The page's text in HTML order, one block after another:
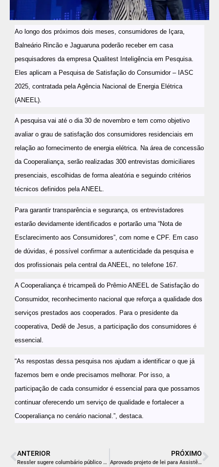
Ao longo dos próximos dois meses, consumidores de Içara,
Balneário Rincão e Jaguaruna poderão receber em casa
pesquisadores da empresa Qualitest Inteligência em Pesquisa.
Eles aplicam a Pesquisa de Satisfação do Consumidor – IASC
2025, contratada pela Agência Nacional de Energia Elétrica
(ANEEL).
A pesquisa vai até o dia 30 de novembro e tem como objetivo
avaliar o grau de satisfação dos consumidores residenciais em
relação ao fornecimento de energia elétrica. Na área de concessão
da Cooperaliança, serão realizadas 300 entrevistas domiciliares
presenciais, escolhidas de forma aleatória e seguindo critérios
técnicos definidos pela ANEEL.
Para garantir transparência e segurança, os entrevistadores
estarão devidamente identificados e portarão uma “Nota de
Esclarecimento aos Consumidores”, com nome e CPF. Em caso
de dúvidas, é possível confirmar a autenticidade da pesquisa e
dos profissionais pela central da ANEEL, no telefone 167.
A Cooperaliança é tricampeã do Prêmio ANEEL de Satisfação do
Consumidor, reconhecimento nacional que reforça a qualidade dos
serviços prestados aos cooperados. Para o presidente da
cooperativa, Dedê de Jesus, a participação dos consumidores é
essencial.
“As respostas dessa pesquisa nos ajudam a identificar o que já
fazemos bem e onde precisamos melhorar. Por isso, a
participação de cada consumidor é essencial para que possamos
continuar oferecendo um serviço de qualidade e fortalecer a
Cooperaliança no cenário nacional.”, destaca.
ANTERIOR
Ressler sugere columbário público em Içara
PRÓXIMO
Aprovado projeto de lei para Assistência Social e Secretaria de Planejamento